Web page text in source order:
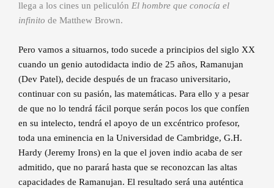
llega a los cines un peliculón El hombre que conocía el
infinito de Matthew Brown.
Pero vamos a situarnos, todo sucede a principios del siglo XX
cuando un genio autodidacta indio de 25 años, Ramanujan
(Dev Patel), decide después de un fracaso universitario,
continuar con su pasión, las matemáticas. Para ello y a pesar
de que no lo tendrá fácil porque serán pocos los que confíen
en su intelecto, tendrá el apoyo de un excéntrico profesor,
toda una eminencia en la Universidad de Cambridge, G.H.
Hardy (Jeremy Irons) en la que el joven indio acaba de ser
admitido, que no parará hasta que se reconozcan las altas
capacidades de Ramanujan. El resultado será una auténtica